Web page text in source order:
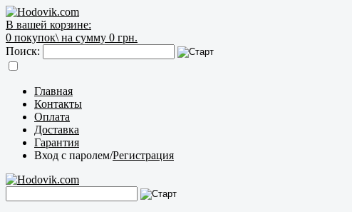
В вашей корзине:
0 покупок\ на сумму 0 грн.
Поиск:
Главная
Контакты
Оплата
Доставка
Гарантия
Вход с паролем/Регистрация